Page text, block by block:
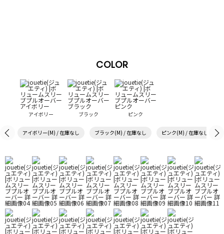
COLOR
アイボリー ブラック ピンク
アイボリー(M) / 在庫なし ブラック(M) / 在庫なし ピンク(M) / 在庫なし